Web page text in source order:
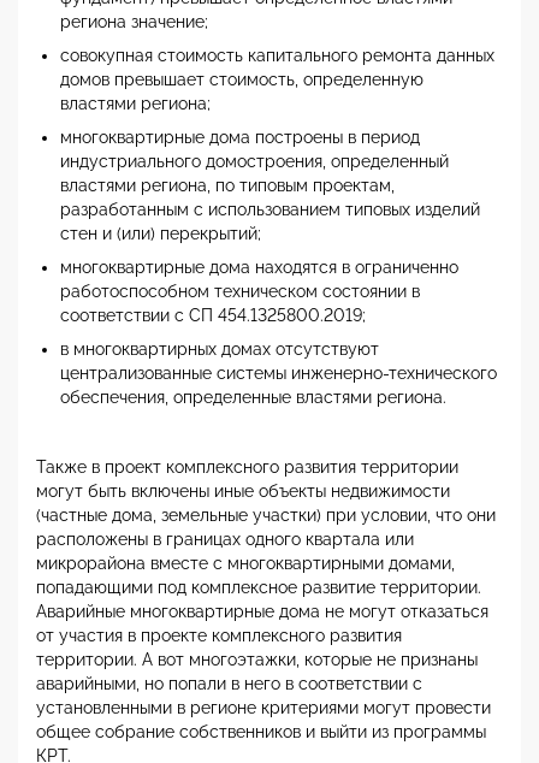
региона значение;
совокупная стоимость капитального ремонта данных
домов превышает стоимость, определенную
властями региона;
многоквартирные дома построены в период
индустриального домостроения, определенный
властями региона, по типовым проектам,
разработанным с использованием типовых изделий
стен и (или) перекрытий;
многоквартирные дома находятся в ограниченно
работоспособном техническом состоянии в
соответствии с СП 454.1325800.2019;
в многоквартирных домах отсутствуют
централизованные системы инженерно-технического
обеспечения, определенные властями региона.
Также в проект комплексного развития территории
могут быть включены иные объекты недвижимости
(частные дома, земельные участки) при условии, что они
расположены в границах одного квартала или
микрорайона вместе с многоквартирными домами,
попадающими под комплексное развитие территории.
Аварийные многоквартирные дома не могут отказаться
от участия в проекте комплексного развития
территории. А вот многоэтажки, которые не признаны
аварийными, но попали в него в соответствии с
установленными в регионе критериями могут провести
общее собрание собственников и выйти из программы
КРТ.